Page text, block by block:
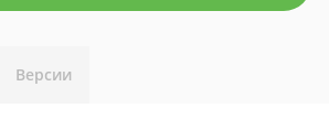
Версии